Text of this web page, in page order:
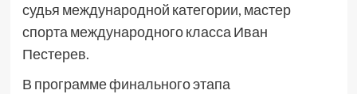
судья международной категории, мастер
спорта международного класса Иван
Пестерев.
В программе финального этапа